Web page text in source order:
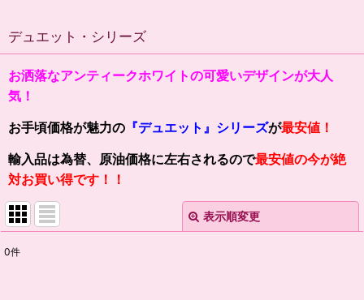
デュエット・シリーズ
お洒落なアンティークホワイトの可愛いデザインが大人
気！
お手頃価格が魅力の 『デュエット』 シリーズが最安値！
輸入品は為替、原油価格に左右されるので最安値の今が絶
対お買い得です！！
表示順変更
0件